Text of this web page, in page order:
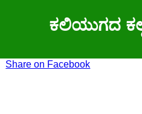
ಕಲಿಯುಗದ
Share on Facebook